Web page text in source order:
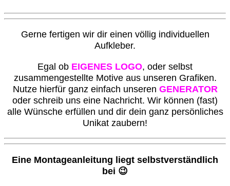
Gerne fertigen wir dir einen völlig individuellen
Aufkleber.
Egal ob EIGENES LOGO, oder selbst
zusammengestellte Motive aus unseren Grafiken.
Nutze hierfür ganz einfach unseren GENERATOR
oder schreib uns eine Nachricht. Wir können (fast)
alle Wünsche erfüllen und dir dein ganz persönliches
Unikat zaubern!
Eine Montageanleitung liegt selbstverständlich
bei 😉